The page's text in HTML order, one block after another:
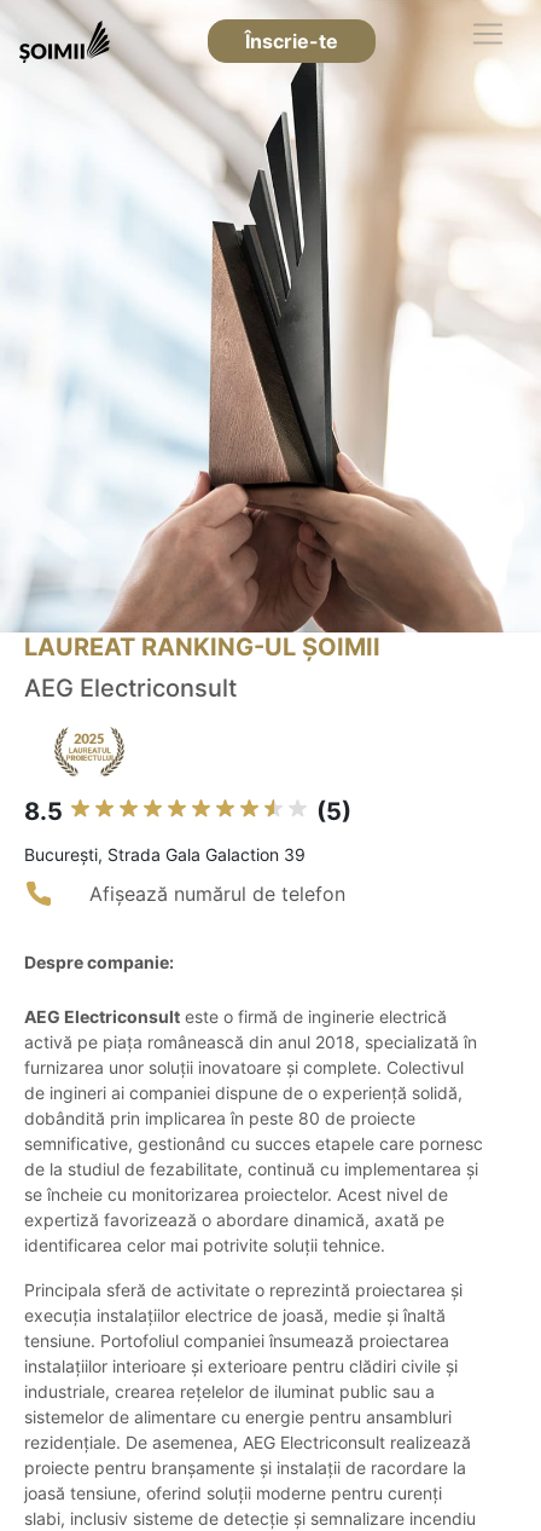
Înscrie-te
LAUREAT RANKING-UL ȘOIMII
AEG Electriconsult
8.5 (5)
Bucureşti, Strada Gala Galaction 39
Afișează numărul de telefon
Despre companie:
AEG Electriconsult este o firmă de inginerie electrică
activă pe piața românească din anul 2018, specializată în
furnizarea unor soluții inovatoare și complete. Colectivul
de ingineri ai companiei dispune de o experiență solidă,
dobândită prin implicarea în peste 80 de proiecte
semnificative, gestionând cu succes etapele care pornesc
de la studiul de fezabilitate, continuă cu implementarea și
se încheie cu monitorizarea proiectelor. Acest nivel de
expertiză favorizează o abordare dinamică, axată pe
identificarea celor mai potrivite soluții tehnice.
Principala sferă de activitate o reprezintă proiectarea și
execuția instalațiilor electrice de joasă, medie și înaltă
tensiune. Portofoliul companiei însumează proiectarea
instalațiilor interioare și exterioare pentru clădiri civile și
industriale, crearea rețelelor de iluminat public sau a
sistemelor de alimentare cu energie pentru ansambluri
rezidențiale. De asemenea, AEG Electriconsult realizează
proiecte pentru branșamente și instalații de racordare la
joasă tensiune, oferind soluții moderne pentru curenți
slabi, inclusiv sisteme de detecție și semnalizare incendiu